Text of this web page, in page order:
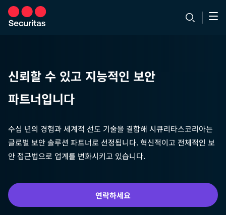
신뢰할 수 있고 지능적인 보안
파트너입니다
수십 년의 경험과 세계적 선도 기술을 결합해 시큐리타스코리아는
글로벌 보안 솔루션 파트너로 선정됩니다. 혁신적이고 전체적인 보
안 접근법으로 업계를 변화시키고 있습니다.
연락하세요